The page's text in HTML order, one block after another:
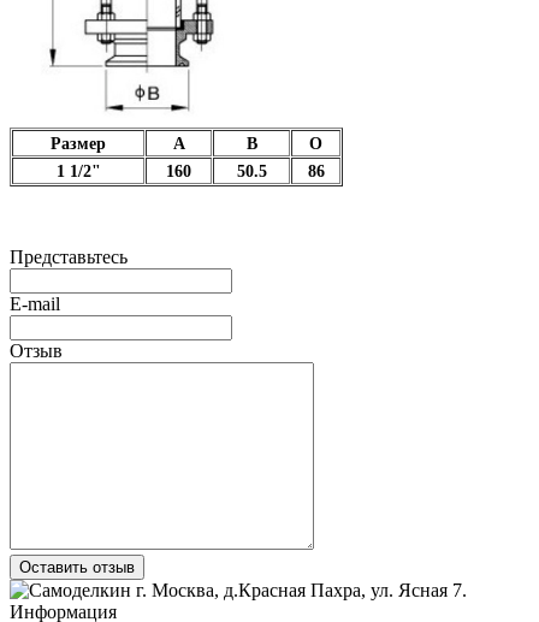
Размер A B
O
1 1/2"
160 50.5 86
Представьтесь
E-mail
Отзыв
Оставить отзыв
г. Москва, д.Красная Пахра, ул. Ясная 7.
Информация